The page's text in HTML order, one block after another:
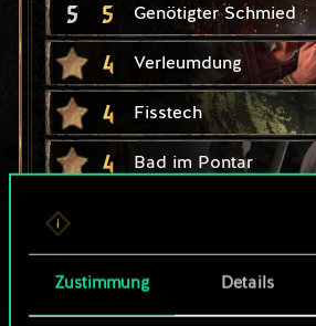
Zustimmung Details
5 5 Genötigter Schmied
4 Verleumdung
4 Fisstech
4 Bad im Pontar
4
4 4 Meeresschakal